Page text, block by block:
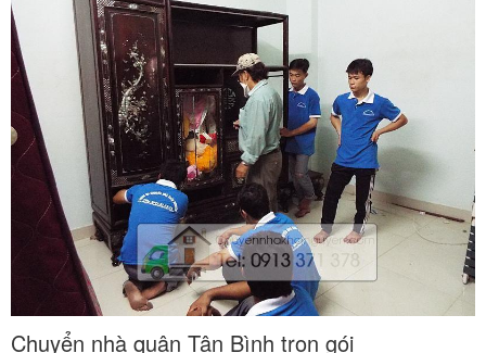
phải kết hợp nhiều yếu tố. Những yếu tố đó Công Ty TNHH DV Vận
Tải Tổng Hợp Khôi Nguyên có đầy đủ, nên khách hàng cứ yên tâm
và sử dụng dịch vụ của chúng tôi.
Chuyển nhà quận Tân Bình trọn gói